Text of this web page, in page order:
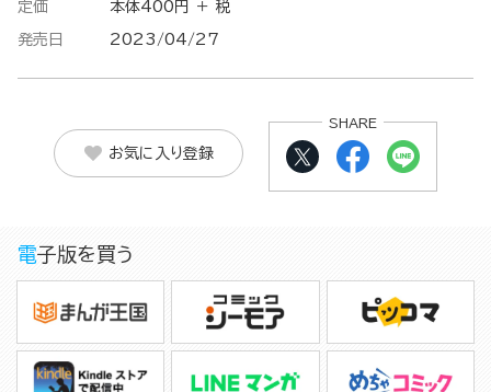
定価 本体400円 ＋ 税
発売日 2023/04/27
お気に入り登録
SHARE
電子版を買う